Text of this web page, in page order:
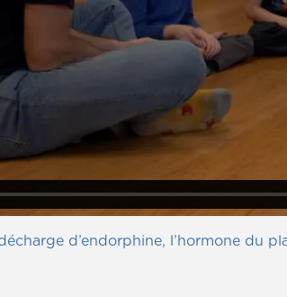
d’endorphine, l’hormone du